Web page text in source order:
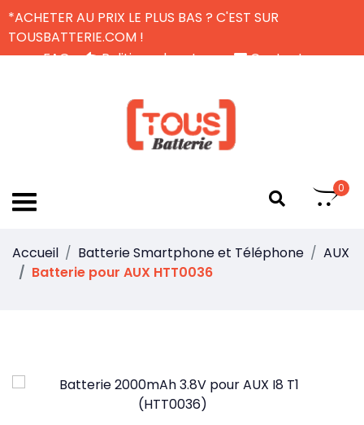
*ACHETER AU PRIX LE PLUS BAS ? C'EST SUR
TOUSBATTERIE.COM !
FAQ
Politique de retour
Contactez-nous
0
Accueil Batterie Smartphone et Téléphone
AUX
Batterie pour AUX HTT0036